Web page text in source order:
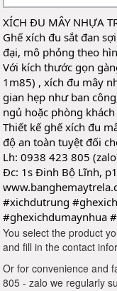
XÍCH ĐU MÂY NHỰA
Ghế xích đu sắt đan
đại, mô phỏng theo
Với kích thước gọn
1m85) , xích đu mây
gian hẹp như ban
ngủ hoặc phòng
Thiết kế ghế xích đu
độ an toàn tuyệt đối
Lh: 0938 423 805
Đc: 1s Đinh Bộ Lĩnh,
#xichdutrung
#ghexichdumaynhua
You select the product
and fill in the contact
Or for convenience and
805 - zalo we regularly